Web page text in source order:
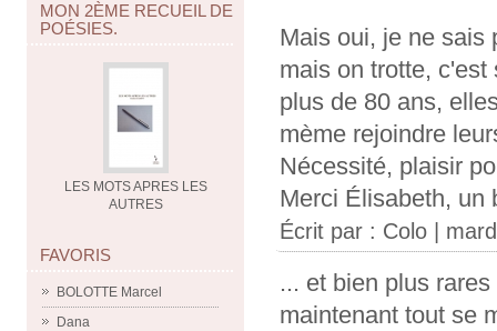
MON 2ÈME RECUEIL DE
POÉSIES.
LES MOTS APRES LES
AUTRES
FAVORIS
BOLOTTE Marcel
Dana
Mais oui, je ne sais
mais on trotte,
plus de 80 ans,
mème rejoindre
Nécessité, plaisir
Merci Élisabeth, un
Écrit par : Colo |
... et bien plus
maintenant tout se